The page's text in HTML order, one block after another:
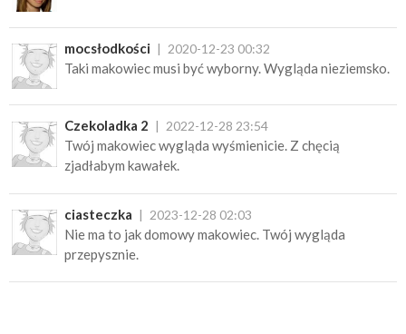
mocsłodkości 2020-12-23 00:32
Taki makowiec musi być wyborny. Wygląda nieziemsko.
Czekoladka 2 2022-12-28 23:54
Twój makowiec wygląda wyśmienicie. Z chęcią
zjadłabym kawałek.
ciasteczka 2023-12-28 02:03
Nie ma to jak domowy makowiec. Twój wygląda
przepysznie.